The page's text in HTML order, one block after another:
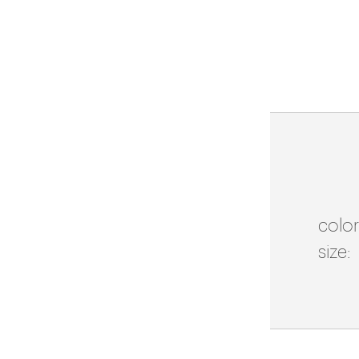
size: